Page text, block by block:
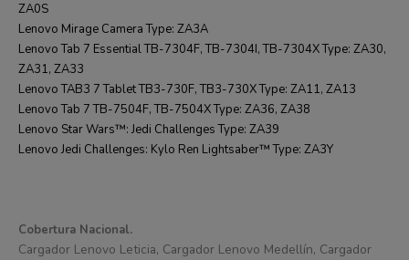
ZA0S
Lenovo Mirage Camera Type: ZA3A
Lenovo Tab 7 Essential TB-7304F, TB-7304I, TB-7304X Type: ZA30,
ZA31, ZA33
Lenovo TAB3 7 Tablet TB3-730F, TB3-730X Type: ZA11, ZA13
Lenovo Tab 7 TB-7504F, TB-7504X Type: ZA36, ZA38
Lenovo Star Wars™: Jedi Challenges Type: ZA39
Lenovo Jedi Challenges: Kylo Ren Lightsaber™ Type: ZA3Y
Cobertura Nacional.
Cargador Lenovo Leticia, Cargador Lenovo Medellín, Cargador